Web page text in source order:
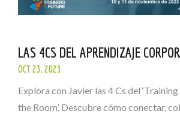
LAS 4CS DEL APRENDIZAJE
OCT 23, 2023
Explora con Javier las 4 Cs del
the Room’. Descubre cómo conectar,